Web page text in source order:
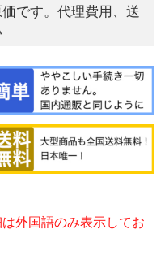
です。代理費用、送
外国語のみ表示してお